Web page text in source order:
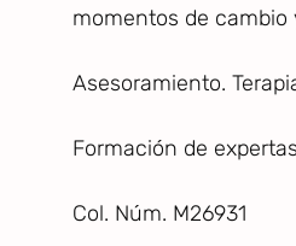
momentos de cambio
Asesoramiento.
Formación de
Col. Núm. M26931